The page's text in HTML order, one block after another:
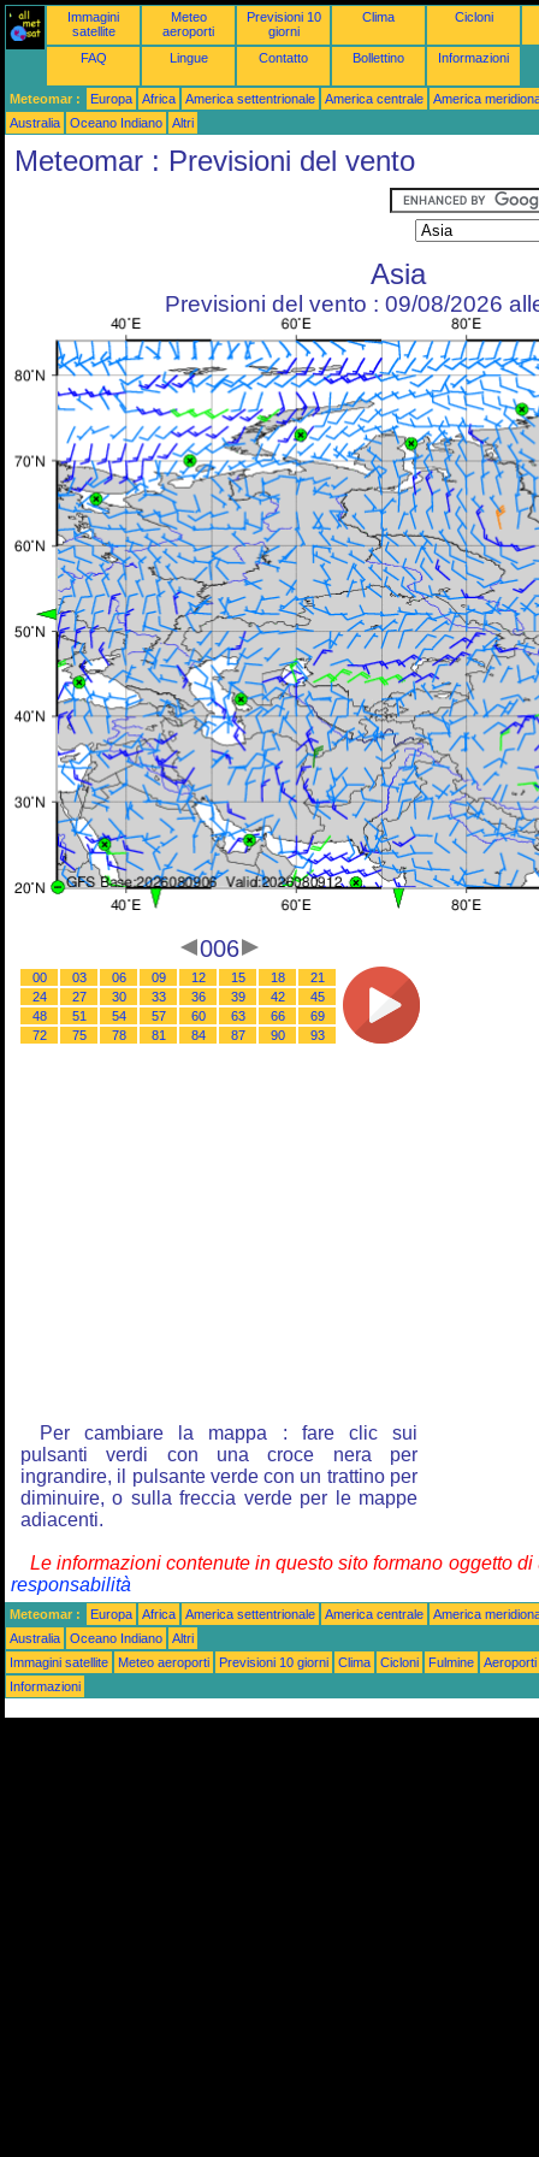
Immagini
satellite
Meteo
aeroporti
Previsioni 10
giorni
Clima Cicloni
FAQ Lingue Contatto Bollettino Informazioni
Meteomar : Europa Africa America settentrionale America centrale
America
Australia
Oceano Indiano Altri
Meteomar : Previsioni del vento
Asia
Previsioni del vento : 09/08/2026
006
00 03 06 09 12 15 18
21
24
27 30 33 36 39 42
45
48
51 54 57 60 63 66
69
72
75 78 81 84 87 90 93
Per cambiare la mappa : fare clic sui
pulsanti verdi con una croce nera per
ingrandire, il pulsante verde con un trattino per
diminuire, o sulla freccia verde per le mappe
adiacenti.
Le informazioni contenute in questo sito formano oggetto
responsabilità
Meteomar : Europa Africa America settentrionale America centrale
America
Australia
Oceano Indiano
Altri
Immagini satellite
Meteo aeroporti Previsioni 10 giorni Clima Cicloni Fulmine
Aeroporti
Informazioni